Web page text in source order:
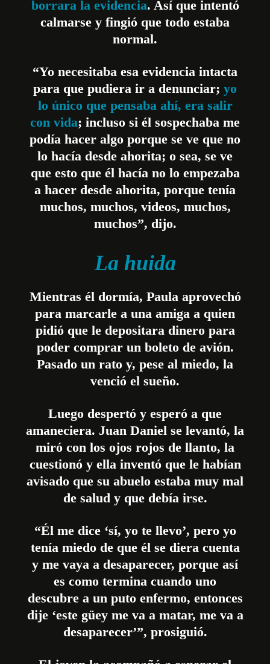
borrara la evidencia. Así que intentó
calmarse y fingió que todo estaba
normal.
“Yo necesitaba esa evidencia intacta
para que pudiera ir a denunciar; yo
lo único que pensaba ahí, era salir
con vida; incluso si él sospechaba me
podía hacer algo porque se ve que no
lo hacía desde ahorita; o sea, se ve
que esto que él hacía no lo empezaba
a hacer desde ahorita, porque tenía
muchos, muchos, videos, muchos,
muchos”, dijo.
La huida
Mientras él dormía, Paula aprovechó
para marcarle a una amiga a quien
pidió que le depositara dinero para
poder comprar un boleto de avión.
Pasado un rato y, pese al miedo, la
venció el sueño.
Luego despertó y esperó a que
amaneciera. Juan Daniel se levantó, la
miró con los ojos rojos de llanto, la
cuestionó y ella inventó que le habían
avisado que su abuelo estaba muy mal
de salud y que debía irse.
“Él me dice ‘sí, yo te llevo’, pero yo
tenía miedo de que él se diera cuenta
y me vaya a desaparecer, porque así
es como termina cuando uno
descubre a un puto enfermo, entonces
dije ‘este güey me va a matar, me va a
desaparecer’”, prosiguió.